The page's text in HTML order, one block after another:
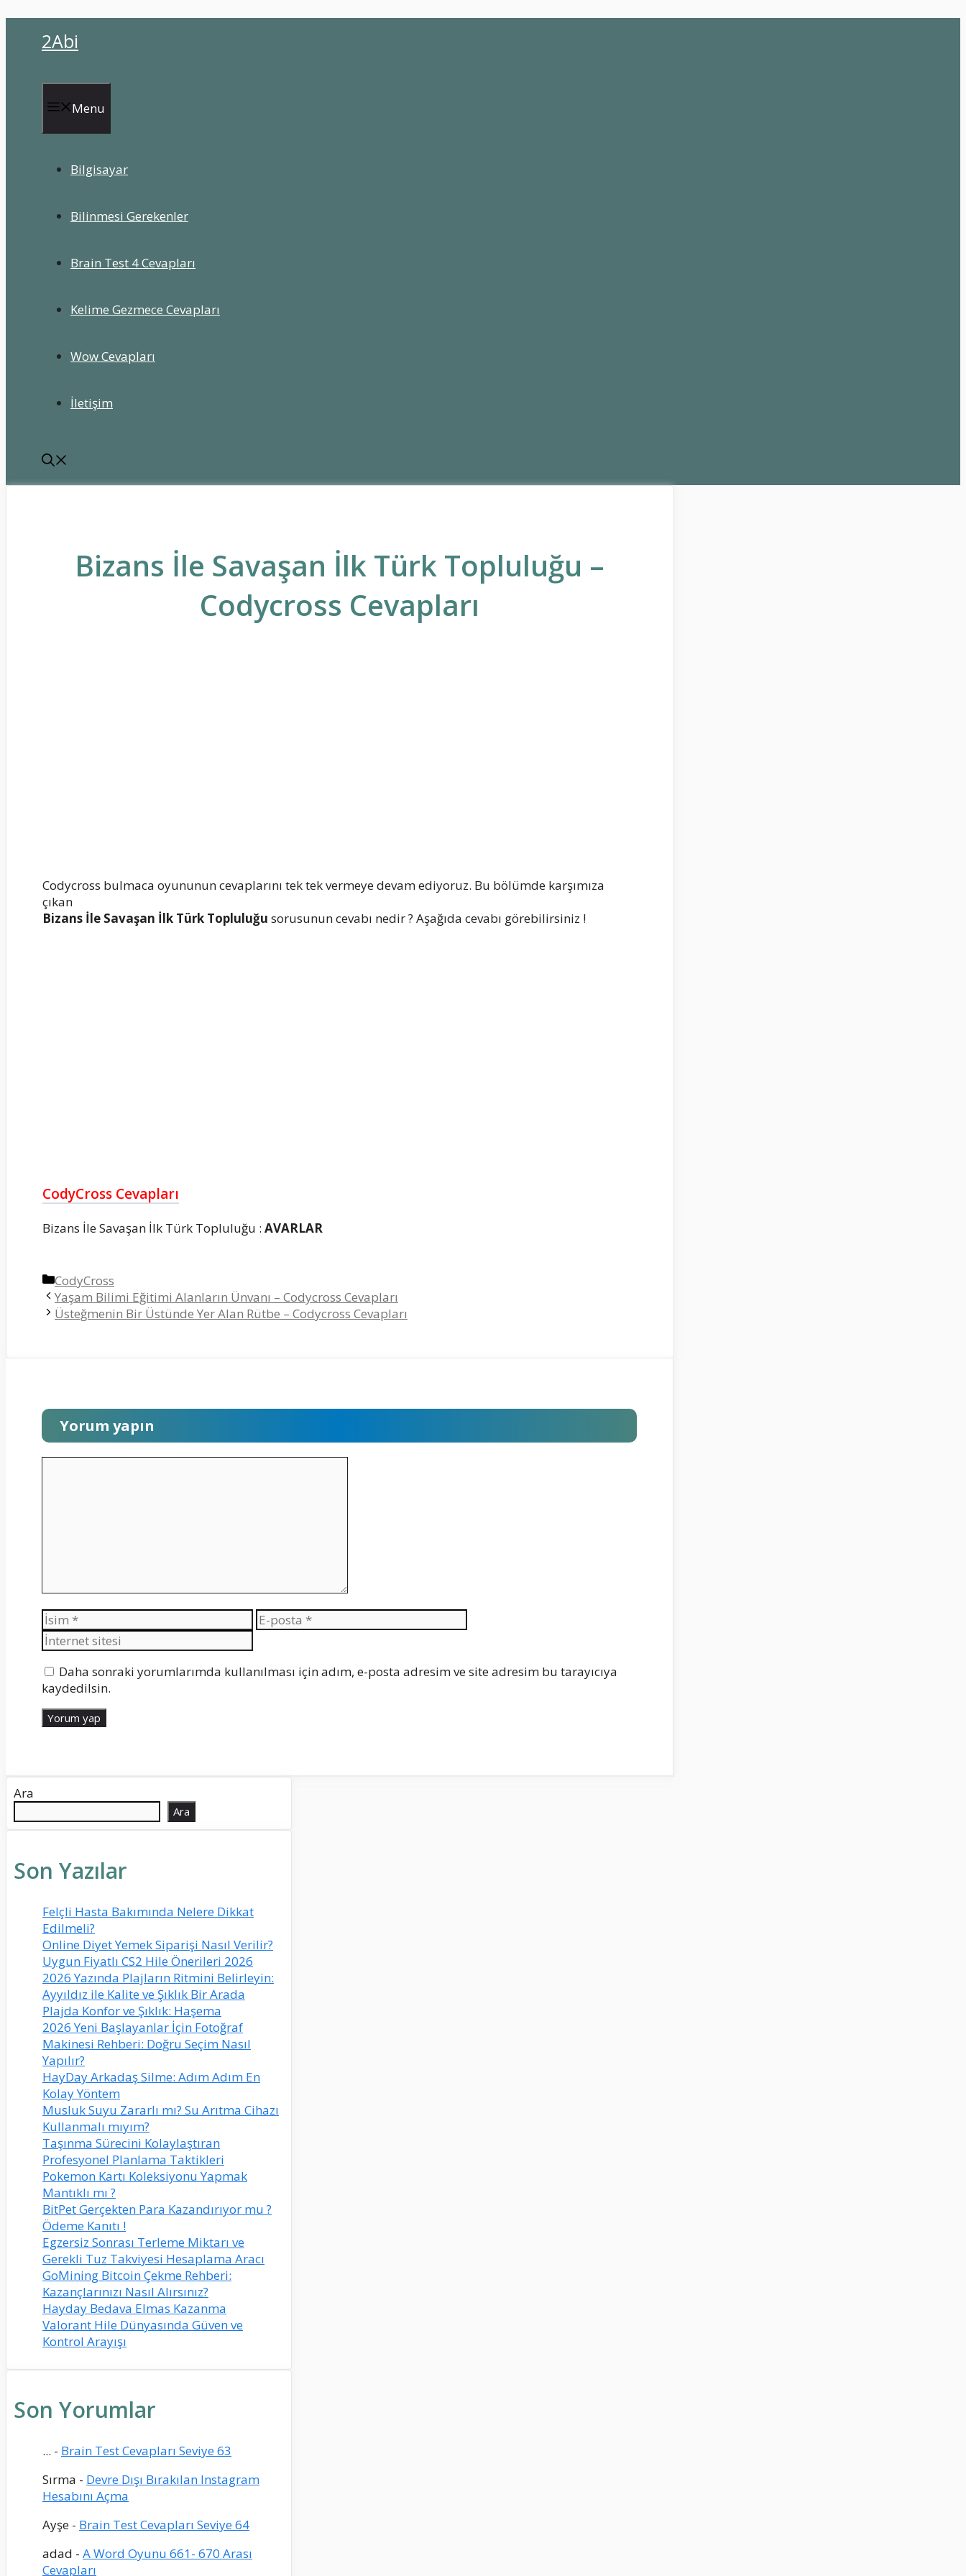
2Abi
Menu
Bilgisayar
Bilinmesi Gerekenler
Brain Test 4 Cevapları
Kelime Gezmece Cevapları
Wow Cevapları
İletişim
Bizans İle Savaşan İlk Türk Topluluğu –
Codycross Cevapları
Codycross bulmaca oyununun cevaplarını tek tek vermeye devam ediyoruz. Bu bölümde karşımıza
çıkan
Bizans İle Savaşan İlk Türk Topluluğu sorusunun cevabı nedir ? Aşağıda cevabı görebilirsiniz !
CodyCross Cevapları
Bizans İle Savaşan İlk Türk Topluluğu : AVARLAR
Kategoriler
CodyCross
Yaşam Bilimi Eğitimi Alanların Ünvanı – Codycross Cevapları
Üsteğmenin Bir Üstünde Yer Alan Rütbe – Codycross Cevapları
Yorum yapın
İsim
E-
posta
sitesi
Daha sonraki yorumlarımda kullanılması için adım, e-posta adresim ve site adresim bu tarayıcıya
kaydedilsin.
Ara
Ara
Son Yazılar
Felçli Hasta Bakımında Nelere Dikkat
Edilmeli?
Online Diyet Yemek Siparişi Nasıl Verilir?
Uygun Fiyatlı CS2 Hile Önerileri 2026
2026 Yazında Plajların Ritmini Belirleyin:
Ayyıldız ile Kalite ve Şıklık Bir Arada
Plajda Konfor ve Şıklık: Haşema
2026 Yeni Başlayanlar İçin Fotoğraf
Makinesi Rehberi: Doğru Seçim Nasıl
Yapılır?
HayDay Arkadaş Silme: Adım Adım En
Kolay Yöntem
Musluk Suyu Zararlı mı? Su Arıtma Cihazı
Kullanmalı mıyım?
Taşınma Sürecini Kolaylaştıran
Profesyonel Planlama Taktikleri
Pokemon Kartı Koleksiyonu Yapmak
Mantıklı mı ?
BitPet Gerçekten Para Kazandırıyor mu ?
Ödeme Kanıtı !
Egzersiz Sonrası Terleme Miktarı ve
Gerekli Tuz Takviyesi Hesaplama Aracı
GoMining Bitcoin Çekme Rehberi:
Kazançlarınızı Nasıl Alırsınız?
Hayday Bedava Elmas Kazanma
Valorant Hile Dünyasında Güven ve
Kontrol Arayışı
Son Yorumlar
... - Brain Test Cevapları Seviye 63
Sırma - Devre Dışı Bırakılan Instagram
Hesabını Açma
Ayşe - Brain Test Cevapları Seviye 64
adad - A Word Oyunu 661- 670 Arası
Cevapları